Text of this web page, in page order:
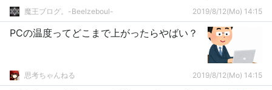
魔王ブログ。-Beelzeboul- 2019/8/12(Mo) 14:15
PCの温度ってどこまで上がったらやばい？
思考ちゃんねる 2019/8/12(Mo) 14:15